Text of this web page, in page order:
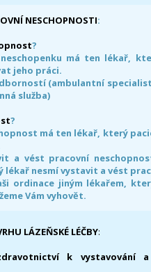
NESCHOPNOSTI:
?
má ten lékař,
jeho práci.
(ambulantní
služba)
?
má ten lékař, který
a vést pracovní
lékař nesmí vystavit a vést
ordinace jiným lékařem,
Vám vyhovět.
LÁZEŇSKÉ LÉČBY:
k vystavování